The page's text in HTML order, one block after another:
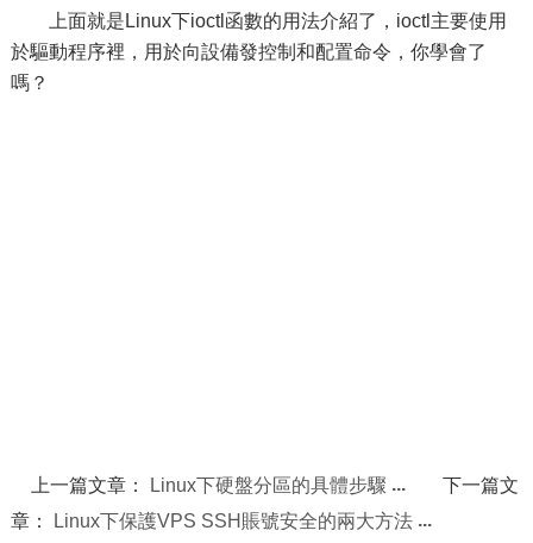
上面就是Linux下ioctl函數的用法介紹了，ioctl主要使用
於驅動程序裡，用於向設備發控制和配置命令，你學會了
嗎？
上一篇文章： Linux下硬盤分區的具體步驟
下一篇文
章：
Linux下保護VPS SSH賬號安全的兩大方法